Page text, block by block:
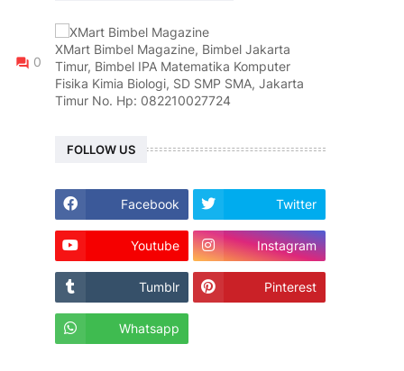
0
XMart Bimbel Magazine, Bimbel Jakarta
Timur, Bimbel IPA Matematika Komputer
Fisika Kimia Biologi, SD SMP SMA, Jakarta
Timur No. Hp: 082210027724
FOLLOW US
Facebook Twitter
Youtube Instagram
Tumblr Pinterest
Whatsapp